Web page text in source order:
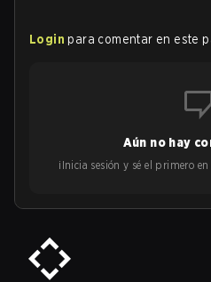
Login para comentar en este
Aún no hay
¡Inicia sesión y sé el primero